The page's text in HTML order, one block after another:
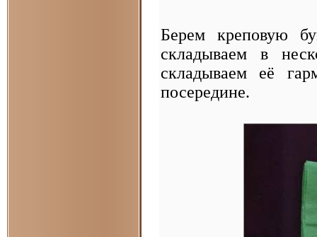
Берем креповую
складываем в
складываем её
посередине.